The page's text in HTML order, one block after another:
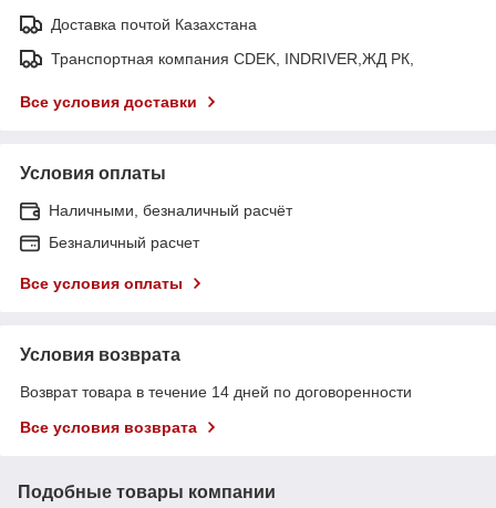
Доставка почтой Казахстана
Транспортная компания CDEK, INDRIVER,ЖД РК,
Все условия доставки
Условия оплаты
Наличными, безналичный расчёт
Безналичный расчет
Все условия оплаты
Условия возврата
Возврат товара в течение 14 дней по договоренности
Все условия возврата
Подобные товары компании